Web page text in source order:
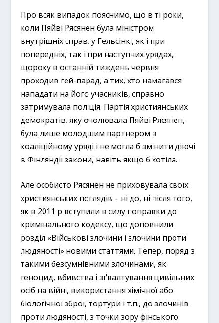
Про всяк випадок пояснимо, що в ті роки,
коли Пяйві Рясянен була міністром
внутрішніх справ, у Гельсінкі, як і при
попередніх, так і при наступних урядах,
щороку в останній тиждень червня
проходив гей-парад, а тих, хто намагався
нападати на його учасників, справно
затримувала поліція. Партія християнських
демократів, яку очолювала Пяйві Рясянен,
була лише молодшим партнером в
коаліційному уряді і не могла б змінити діючі
в Фінляндії закони, навіть якщо б хотіла.
Але особисто Рясянен не приховувала своїх
християнських поглядів – ні до, ні після того,
як в 2011 р вступили в силу поправки до
кримінального кодексу, що доповнили
розділ «Військові злочини і злочини проти
людяності» новими статтями. Тепер, поряд з
такими безсумнівними злочинами, як
геноцид, вбивства і зґвалтування цивільних
осіб на війні, використання хімічної або
біологічної зброї, тортури і т.п., до злочинів
проти людяності, з точки зору фінського